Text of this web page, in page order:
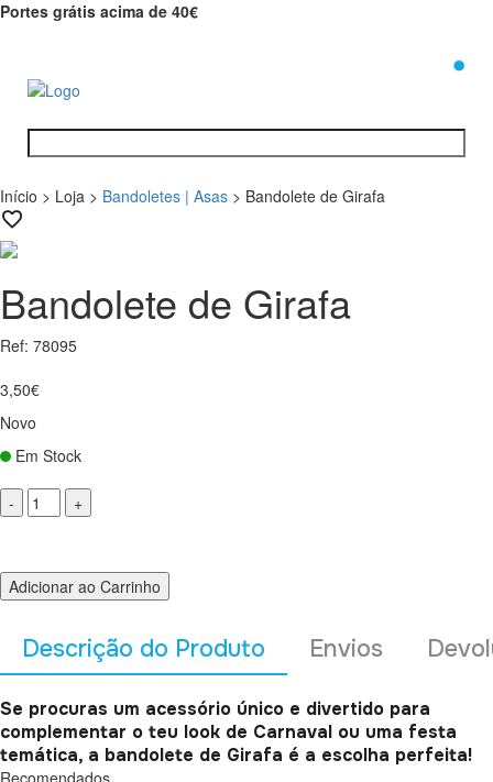
Portes grátis acima de 40€
Início > Loja > Bandoletes | Asas > Bandolete de Girafa
Bandolete de Girafa
Ref: 78095
3,50€
Novo
Em Stock
Adicionar ao Carrinho
Descrição do Produto Envios
Se procuras um acessório único e divertido para
complementar o teu look de Carnaval ou uma festa
temática, a bandolete de Girafa é a escolha perfeita!